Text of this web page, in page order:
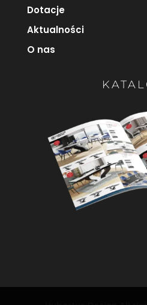
Dotacje
Aktualności
O nas